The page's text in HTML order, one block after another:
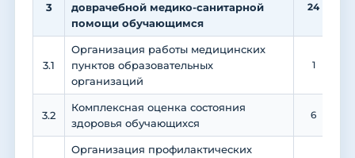
3
доврачебной медико-санитарной
помощи обучающимся
24
3.1
Организация работы медицинских
пунктов образовательных
организаций
1
3.2
Комплексная оценка состояния
здоровья обучающихся
6
Организация профилактических